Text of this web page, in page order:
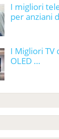
I migliori
per anziani
I Migliori TV
OLED …